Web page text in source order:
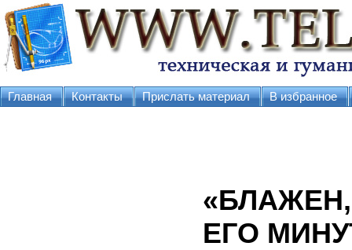
Главная Контакты Прислать материал В избранное
ЕГО